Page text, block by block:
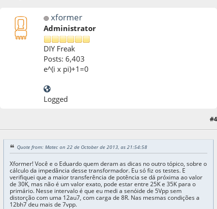
xformer
Administrator
DIY Freak
Posts: 6,403
e^(i x pi)+1=0
Logged
#4
Quote from: Matec on 22 de October de 2013, as 21:54:58
Xformer! Você e o Eduardo quem deram as dicas no outro tópico, sobre o
cálculo da impedância desse transformador. Eu só fiz os testes. E
verifiquei que a maior transferência de potência se dá próxima ao valor
de 30K, mas não é um valor exato, pode estar entre 25K e 35K para o
primário. Nesse intervalo é que eu medi a senóide de 5Vpp sem
distorção com uma 12au7, com carga de 8R. Nas mesmas condições a
12bh7 deu mais de 7vpp.